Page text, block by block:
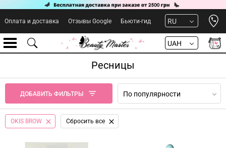
Оплата и доставка Отзывы Google Бьюти-гид RU
UAH
Ресницы
ДОБАВИТЬ ФИЛЬТРЫ По популярности
OKIS BROW Сбросить все